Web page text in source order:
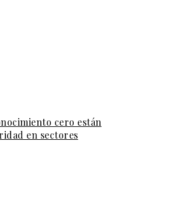
cero están
en sectores